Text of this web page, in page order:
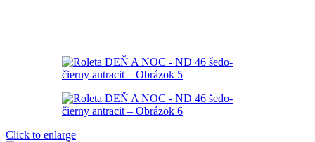
Click to enlarge